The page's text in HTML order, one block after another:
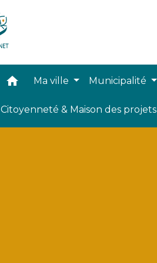
home Ma ville Municipalité
Citoyenneté & Maison des projets